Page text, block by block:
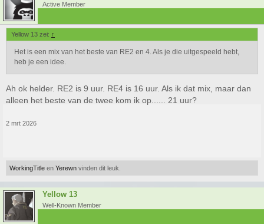
Active Member
Yellow 13 zei: ↑
Het is een mix van het beste van RE2 en 4. Als je die uitgespeeld hebt,
heb je een idee.
Ah ok helder. RE2 is 9 uur. RE4 is 16 uur. Als ik dat mix, maar dan
alleen het beste van de twee kom ik op...... 21 uur?
2 mrt 2026
WorkingTitle en Yerewn vinden dit leuk.
Yellow 13
Well-Known Member